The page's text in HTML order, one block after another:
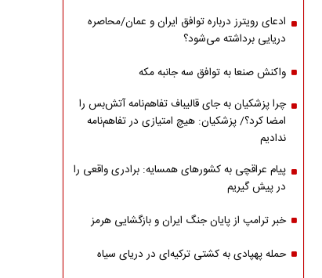
ادعای رویترز درباره توافق ایران و عمان/محاصره
دریایی برداشته می‌شود؟
واکنش صنعا به توافق سه جانبه مکه
چرا پزشکیان به جای قالیباف تفاهم‌نامه آتش‌بس را
امضا کرد؟/ پزشکیان: هیچ امتیازی در تفاهم‌نامه
ندادیم
پیام عراقچی به کشورهای همسایه: برادری واقعی را
در پیش گیریم
خبر ترامپ از پایان جنگ ایران و بازگشایی هرمز
حمله پهپادی به کشتی ترکیه‌ای در دریای سیاه